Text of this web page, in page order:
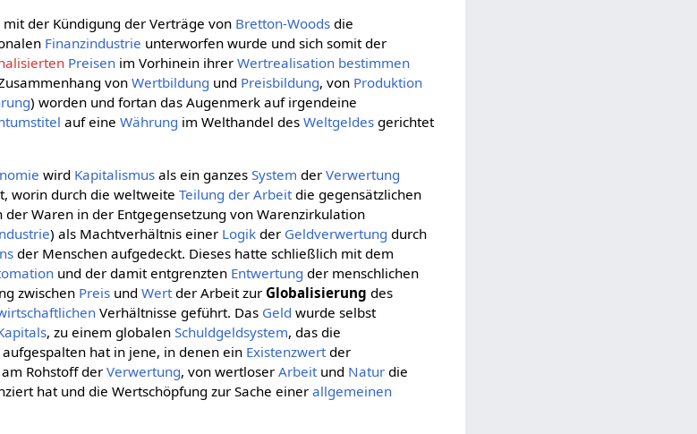
mit der Kündigung der Verträge von Bretton-Woods die
Finanzindustrie unterworfen wurde und sich somit der
Preisen im Vorhinein ihrerWertrealisation bestimmen
vonWertbildung und Preisbildung, von Produktion
) worden und fortan das Augenmerk auf irgendeine
auf eineWährung im Welthandel desWeltgeldes gerichtet
wird Kapitalismus als ein ganzesSystem derVerwertung
worin durch die weltweiteTeilung der Arbeitdie gegensätzlichen
Waren in der Entgegensetzung von Warenzirkulation
) als Machtverhältnis einer Logik der Geldverwertung durch
der Menschen aufgedeckt. Dieses hatte schließlich mit dem
und der damit entgrenzten Entwertung der menschlichen
zwischen Preis undWertder Arbeit zurGlobalisierung des
Verhältnisse geführt. Das Geld wurde selbst
, zu einem globalenSchuldgeldsystem, das die
hat in jene, in denen ein Existenzwertder
Rohstoff derVerwertung, von wertloserArbeitund Natur die
hat und die Wertschöpfung zur Sache einerallgemeinen